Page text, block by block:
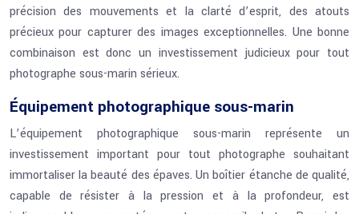
précision des mouvements et la clarté d’esprit, des atouts
précieux pour capturer des images exceptionnelles. Une bonne
combinaison est donc un investissement judicieux pour tout
photographe sous-marin sérieux.
Équipement photographique sous-marin
L’équipement photographique sous-marin représente un
investissement important pour tout photographe souhaitant
immortaliser la beauté des épaves. Un boîtier étanche de qualité,
capable de résister à la pression et à la profondeur, est